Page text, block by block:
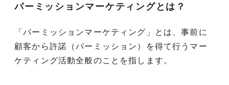
パーミッションマーケティングとは？
「パーミッションマーケティング」とは、事前に
顧客から許諾（パーミッション）を得て行うマー
ケティング活動全般のことを指します。